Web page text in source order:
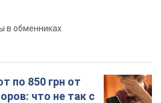
в обменниках
по 850 грн от
что не так с